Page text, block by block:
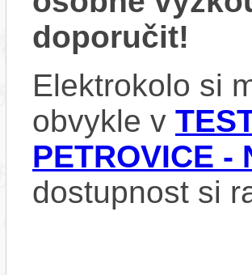
doporučit!
Elektrokolo si
obvykle v
PETROVICE
dostupnost si